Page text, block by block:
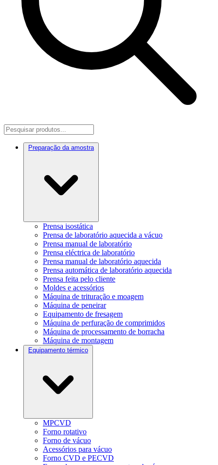
Preparação da amostra
Prensa isostática
Prensa de laboratório aquecida a vácuo
Prensa manual de laboratório
Prensa eléctrica de laboratório
Prensa manual de laboratório aquecida
Prensa automática de laboratório aquecida
Prensa feita pelo cliente
Moldes e acessórios
Máquina de trituração e moagem
Máquina de peneirar
Equipamento de fresagem
Máquina de perfuração de comprimidos
Máquina de processamento de borracha
Máquina de montagem
Equipamento térmico
MPCVD
Forno rotativo
Forno de vácuo
Acessórios para vácuo
Forno CVD e PECVD